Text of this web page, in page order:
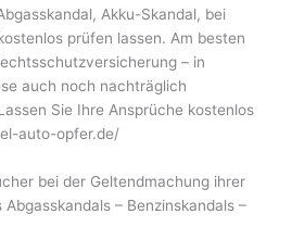
Akku-Skandal, bei
prüfen lassen. Am besten
– in
auch noch nachträglich
Sie Ihre Ansprüche kostenlos
auto-opfer.de/
bei der Geltendmachung ihrer
– Benzinskandals –